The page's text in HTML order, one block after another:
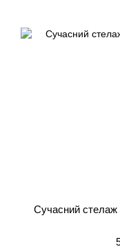
Сучасний стелаж